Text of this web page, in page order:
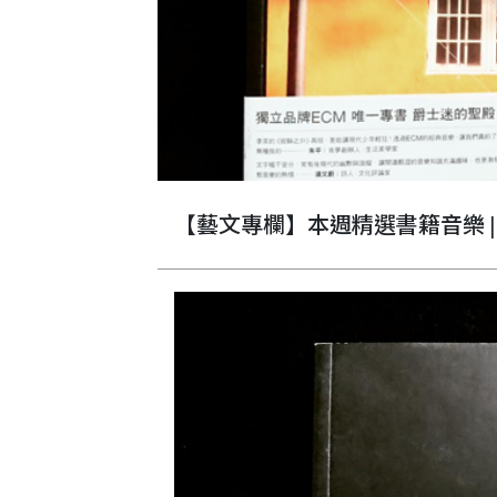
【藝文專欄】本週精選書籍音樂